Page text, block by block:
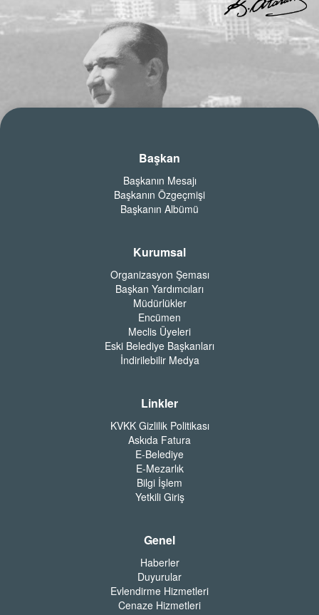
Başkan
Başkanın Mesajı
Başkanın Özgeçmişi
Başkanın Albümü
Kurumsal
Organizasyon Şeması
Başkan Yardımcıları
Müdürlükler
Encümen
Meclis Üyeleri
Eski Belediye Başkanları
İndirilebilir Medya
Linkler
KVKK Gizlilik Politikası
Askıda Fatura
E-Belediye
E-Mezarlık
Bilgi İşlem
Yetkili Giriş
Genel
Haberler
Duyurular
Evlendirme Hizmetleri
Cenaze Hizmetleri